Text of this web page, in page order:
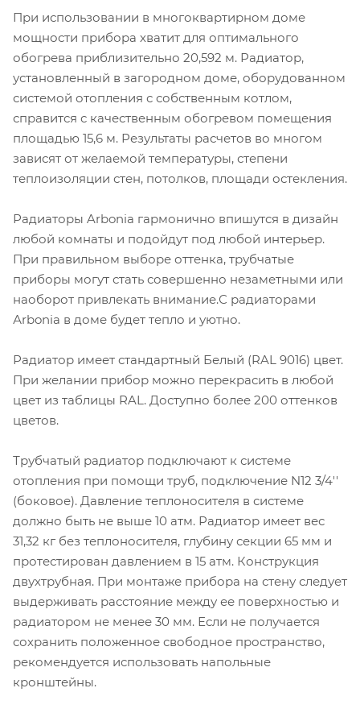
При использовании в многоквартирном доме
мощности прибора хватит для оптимального
обогрева приблизительно 20,592 м. Радиатор,
установленный в загородном доме, оборудованном
системой отопления с собственным котлом,
справится с качественным обогревом помещения
площадью 15,6 м. Результаты расчетов во многом
зависят от желаемой температуры, степени
теплоизоляции стен, потолков, площади остекления.
Радиаторы Arbonia гармонично впишутся в дизайн
любой комнаты и подойдут под любой интерьер.
При правильном выборе оттенка, трубчатые
приборы могут стать совершенно незаметными или
наоборот привлекать внимание.С радиаторами
Аrbonia в доме будет тепло и уютно.
Радиатор имеет стандартный Белый (RAL 9016) цвет.
При желании прибор можно перекрасить в любой
цвет из таблицы RAL. Доступно более 200 оттенков
цветов.
Трубчатый радиатор подключают к системе
отопления при помощи труб, подключение N12 3/4''
(боковое). Давление теплоносителя в системе
должно быть не выше 10 атм. Радиатор имеет вес
31,32 кг без теплоносителя, глубину секции 65 мм и
протестирован давлением в 15 атм. Конструкция
двухтрубная. При монтаже прибора на стену следует
выдерживать расстояние между ее поверхностью и
радиатором не менее 30 мм. Если не получается
сохранить положенное свободное пространство,
рекомендуется использовать напольные
кронштейны.